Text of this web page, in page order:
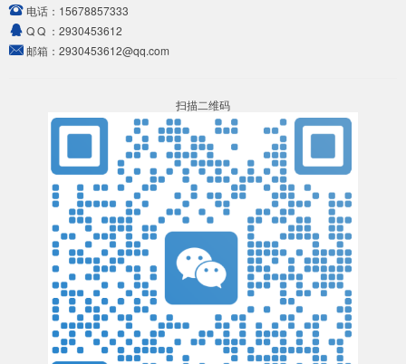
电话： 15678857333
Q Q ： 2930453612
邮箱： 2930453612@qq.com
扫描二维码